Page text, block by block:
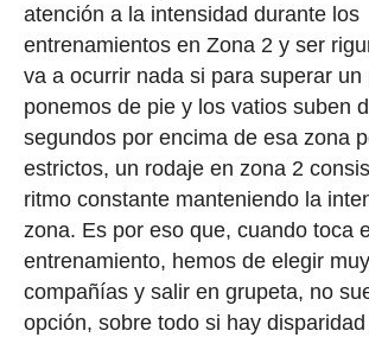
atención a la intensidad durante los
entrenamientos en Zona 2 y ser
va a ocurrir nada si para superar un
ponemos de pie y los vatios suben
segundos por encima de esa zona
estrictos, un rodaje en zona 2
ritmo constante manteniendo la
zona. Es por eso que, cuando toca
entrenamiento, hemos de elegir
compañías y salir en grupeta, no
opción, sobre todo si hay